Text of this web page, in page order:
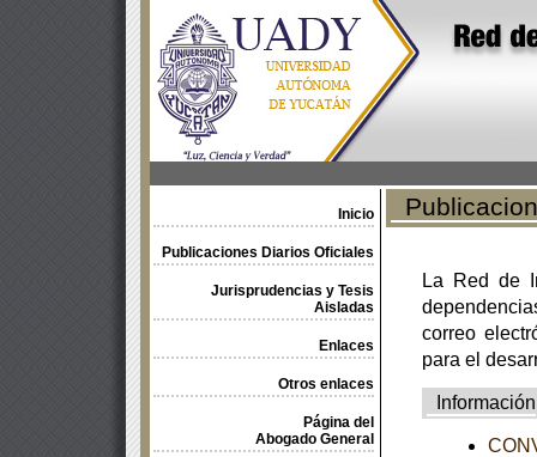
Inicio
Publicaciones Diarios Oficiales
Jurisprudencias y Tesis
Aisladas
Enlaces
Otros enlaces
Página del
Abogado General
La Red de
correo
para el
Información